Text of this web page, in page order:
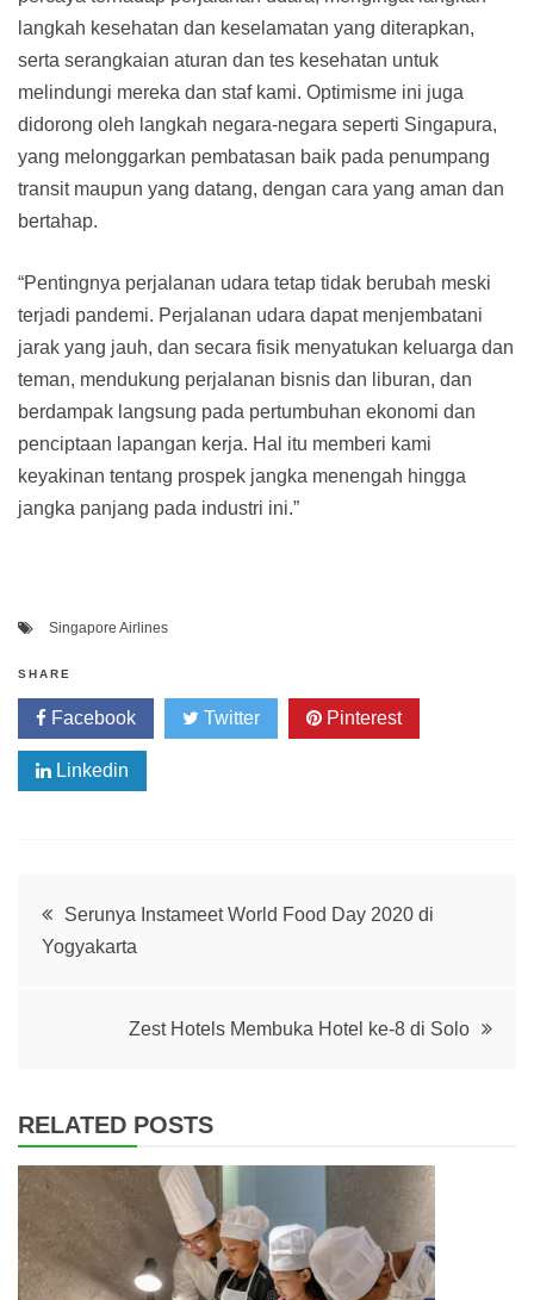
langkah kesehatan dan keselamatan yang diterapkan,
serta serangkaian aturan dan tes kesehatan untuk
melindungi mereka dan staf kami. Optimisme ini juga
didorong oleh langkah negara-negara seperti Singapura,
yang melonggarkan pembatasan baik pada penumpang
transit maupun yang datang, dengan cara yang aman dan
bertahap.
“Pentingnya perjalanan udara tetap tidak berubah meski
terjadi pandemi. Perjalanan udara dapat menjembatani
jarak yang jauh, dan secara fisik menyatukan keluarga dan
teman, mendukung perjalanan bisnis dan liburan, dan
berdampak langsung pada pertumbuhan ekonomi dan
penciptaan lapangan kerja. Hal itu memberi kami
keyakinan tentang prospek jangka menengah hingga
jangka panjang pada industri ini.”
Singapore Airlines
SHARE
Facebook Twitter Pinterest
Linkedin
Post
navigation
Serunya Instameet World Food Day 2020 di
Yogyakarta
Zest Hotels Membuka Hotel ke-8 di Solo
RELATED POSTS